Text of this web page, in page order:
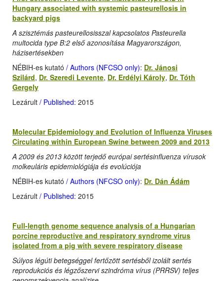
Hungary associated with systemic pasteurellosis in
backyard pigs
A szisztémás pasteurellosisszal kapcsolatos Pasteurella
multocida type B:2 első azonosítása Magyarországon,
házisertésekben
NÉBIH-es kutató / Authors (NFCSO only): Dr. Jánosi
Szilárd, Dr. Szeredi Levente, Dr. Erdélyi Károly, Dr. Tóth
Gergely
Lezárult / Published: 2015
Molecular Epidemiology and Evolution of Influenza Viruses
Circulating within European Swine between 2009 and 2013
A 2009 és 2013 között terjedő európai sertésinfluenza vírusok
molkeuláris epidemiológiája és evolúciója
NÉBIH-es kutató / Authors (NFCSO only): Dr. Dán Ádám
Lezárult / Published: 2015
Full-length genome sequence analysis of a Hungarian
porcine reproductive and respiratory syndrome virus
isolated from a pig with severe respiratory disease
Súlyos légúti betegséggel fertőzött sertésből izolált sertés
reprodukciós és légzőszervi szindróma vírus (PRRSV) teljes